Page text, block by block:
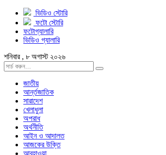
ভিডিও স্টোরি
ফটো স্টোরি
ফটোগ্যালারি
ভিডিও গ্যালারি
শনিবার , ৮ অগাস্ট ২০২৬
জাতীয়
আর্ন্তজাতিক
সারাদেশ
খেলাধুলা
অপরাধ
অর্থনীতি
আইন ও আদালত
আজকের উক্তি
আবহাওয়া